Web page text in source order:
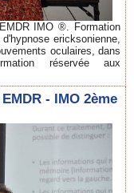
IMO ®. Formation
ericksonienne,
oculaires, dans
réservée aux
- IMO 2ème